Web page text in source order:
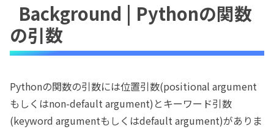
Background | Pythonの関数
の引数
Pythonの関数の引数には位置引数(positional argument
もしくはnon-default argument)とキーワード引数
(keyword argumentもしくはdefault argument)がありま